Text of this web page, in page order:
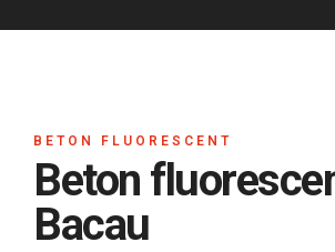
BETON FLUORESCENT
Beton
Bacau